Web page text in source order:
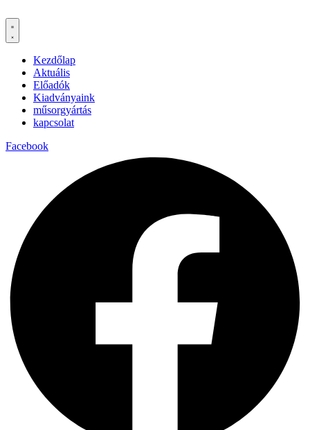
Kezdőlap
Aktuális
Előadók
Kiadványaink
műsorgyártás
kapcsolat
Facebook